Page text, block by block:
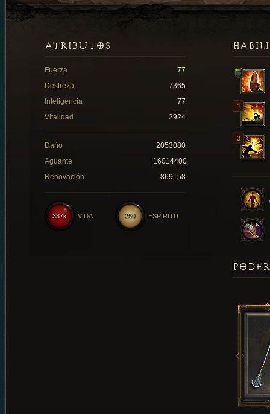
ATRIBUTOS
Fuerza
77
Destreza
7365
Inteligencia
77
Vitalidad
2924
Daño
2053080
Aguante
16014400
Renovación
869158
250 ESPÍRITU
337k VIDA